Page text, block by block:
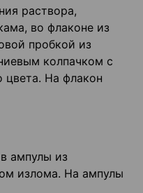
раствора,
во флаконе из
пробкой из
колпачком с
цвета. На флакон
ампулы из
излома. На ампулы